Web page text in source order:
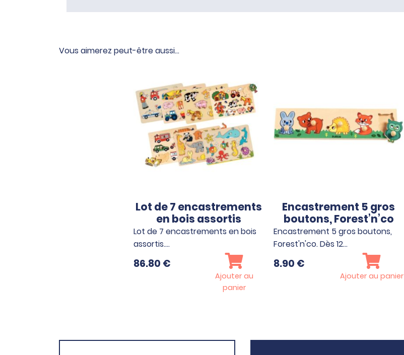
Vous aimerez peut-être aussi…
Lot de 7 encastrements
en bois assortis
Lot de 7 encastrements en bois
assortis.…
86.80 €
Ajouter au
panier
Encastrement 5 gros
boutons, Forest’n’co
Encastrement 5 gros boutons,
Forest'n'co. Dès 12…
8.90 €
Ajouter au panier